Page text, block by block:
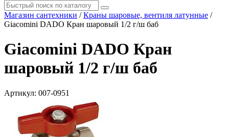
Магазин сантехники / Краны шаровые, вентиля латунные /
Giacomini DADO Кран шаровый 1/2 г/ш баб
Giacomini DADO Кран
шаровый 1/2 г/ш баб
Артикул: 007-0951